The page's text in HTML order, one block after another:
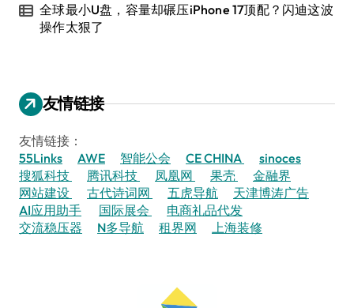
全球最小U盘，容量却碾压iPhone 17顶配？闪迪这波
操作太狠了
友情链接
友情链接：
55Links
AWE 智能公会 CE CHINA
sinoces
搜狐科技
腾讯科技 凤凰网 果壳
金融界
网站建设
古代诗词网 五虎导航
天津博涛广告
AI应用助手
国际展会
电商礼品代发
交流稳压器
N多导航 租界网 上海装修